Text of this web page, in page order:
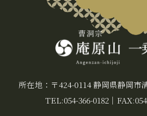
所在地：〒424-0114 静岡県静岡市
TEL:054-366-0182｜